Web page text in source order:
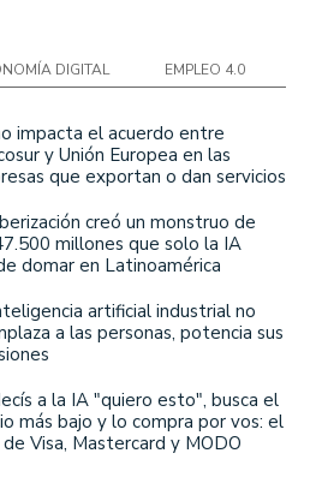
DIGITAL EMPLEO 4.0
impacta el acuerdo entre
y Unión Europea en las
que exportan o dan servicios
creó un monstruo de
millones que solo la IA
domar en Latinoamérica
artificial industrial no
a las personas, potencia sus
a la IA "quiero esto", busca el
más bajo y lo compra por vos: el
Visa, Mastercard y MODO